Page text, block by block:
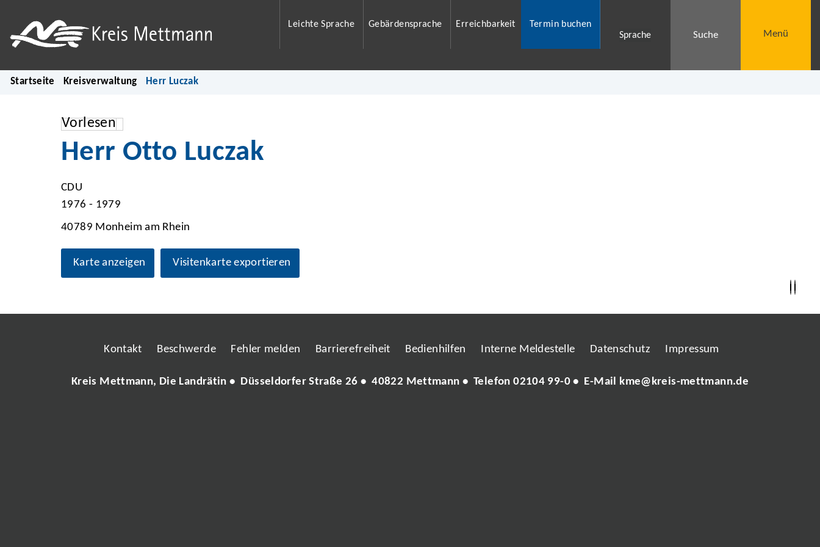
Leichte Sprache Gebärdensprache Erreichbarkeit
Termin buchen
Sprache
Suche Menü
Startseite Kreisverwaltung Herr Luczak
Vorlesen
Herr Otto Luczak
CDU
1976 - 1979
40789 Monheim am Rhein
Karte anzeigen Visitenkarte exportieren
Kontakt Beschwerde Fehler melden Barrierefreiheit Bedienhilfen Interne Meldestelle Datenschutz Impressum
Kreis Mettmann, Die Landrätin • Düsseldorfer Straße 26 • 40822 Mettmann • Telefon02104 99-0• E-Mail kme@kreis-mettmann.de